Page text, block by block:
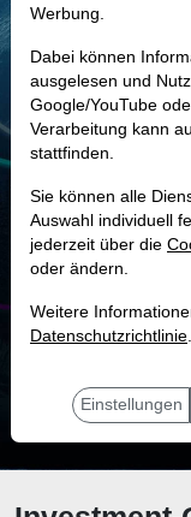
- - -
-
Umsatz
Werbung.
Dabei können
ausgelesen und
Google/YouTube
Verarbeitung kann
stattfinden.
Sie können alle
Auswahl individuell
jederzeit über die
oder ändern.
Weitere
Datenschutzrichtlinie.
Einstellungen